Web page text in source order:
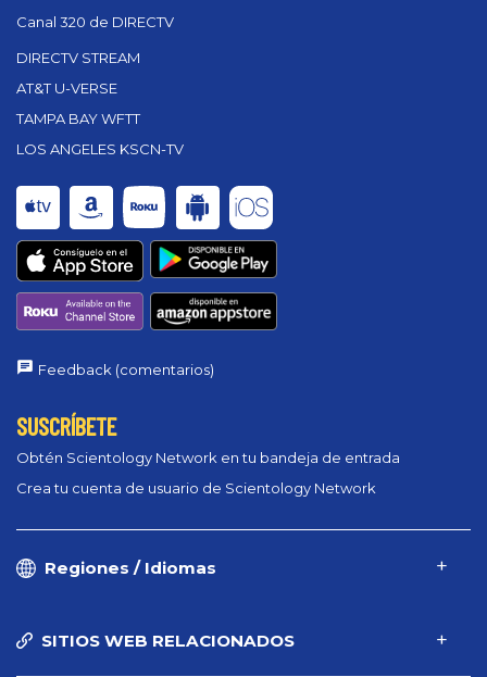
Canal 320 de DIRECTV
DIRECTV STREAM
AT&T U-VERSE
TAMPA BAY WFTT
LOS ANGELES KSCN-TV
Feedback (comentarios)
SUSCRÍBETE
Obtén Scientology Network en tu bandeja de entrada
Crea tu cuenta de usuario de Scientology Network
Regiones / Idiomas
SITIOS WEB RELACIONADOS